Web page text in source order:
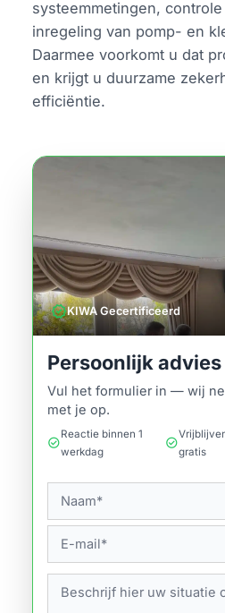
systeemmetingen,
inregeling van pomp- en
Daarmee voorkomt u dat
en krijgt u duurzame
efficiëntie.
verifiedKIWA Gecertificeerd
Persoonlijk
Vul het formulier in — wij
met je op.
check_circle
Reactie binnen 1
werkdag
check_circle
gratis